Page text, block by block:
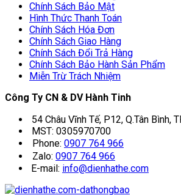
Chính Sách Bảo Mật
Hình Thức Thanh Toán
Chính Sách Hóa Đơn
Chính Sách Giao Hàng
Chính Sách Đổi Trả Hàng
Chính Sách Bảo Hành Sản Phẩm
Miễn Trừ Trách Nhiệm
Công Ty CN & DV Hành Tinh
54 Châu Vĩnh Tế, P12, Q.Tân Bình,
MST: 0305970700
Phone: 0907 764 966
Zalo: 0907 764 966
E-mail: info@dienhathe.com